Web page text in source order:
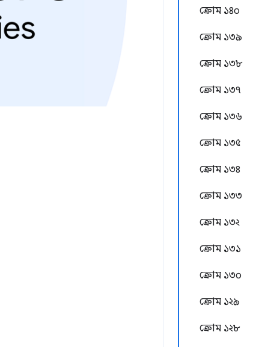
ক্রোম ১৪০
ক্রোম ১৩৯
ক্রোম ১৩৮
ক্রোম ১৩৭
ক্রোম ১৩৬
ক্রোম ১৩৫
ক্রোম ১৩৪
ক্রোম ১৩৩
ক্রোম ১৩২
ক্রোম ১৩১
ক্রোম ১৩০
ক্রোম ১২৯
ক্রোম ১২৮